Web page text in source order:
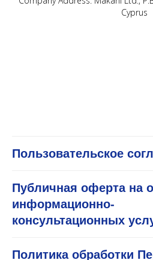
Cyprus
Пользовательское
Публичная оферта на
информационно-
консультационных
Политика обработки